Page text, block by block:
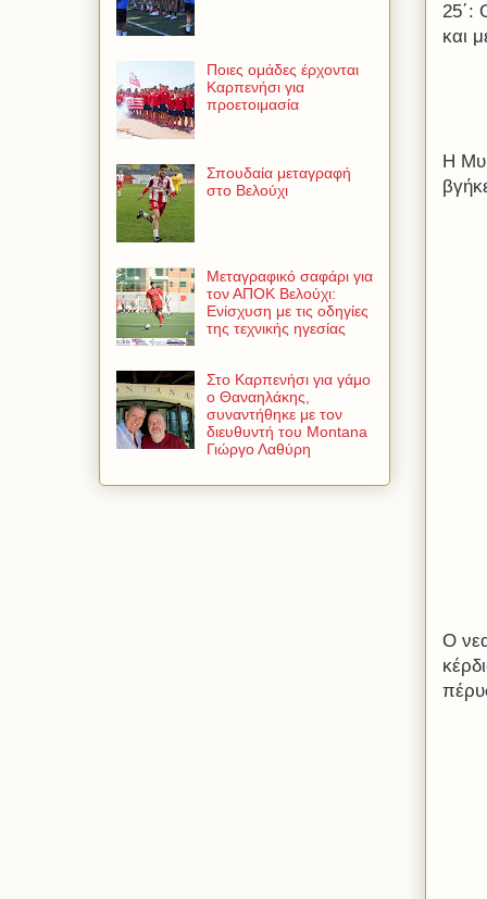
25΄:
και
Η
Ο
Ποιες ομάδες έρχονται
Καρπενήσι για
προετοιμασία
Σπουδαία μεταγραφή
στο Βελούχι
Μεταγραφικό σαφάρι για
τον ΑΠΟΚ Βελούχι:
Ενίσχυση με τις οδηγίες
της τεχνικής ηγεσίας
Στο Καρπενήσι για γάμο
ο Θαναηλάκης,
συναντήθηκε με τον
διευθυντή του Montana
Γιώργο Λαθύρη